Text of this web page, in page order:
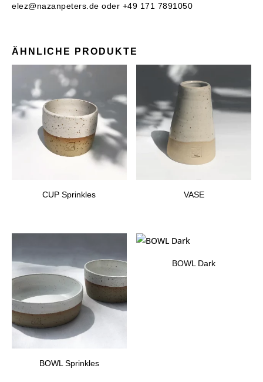
elez@nazanpeters.de oder +49 171 7891050
ÄHNLICHE PRODUKTE
CUP Sprinkles VASE
BOWL Sprinkles
BOWL Dark